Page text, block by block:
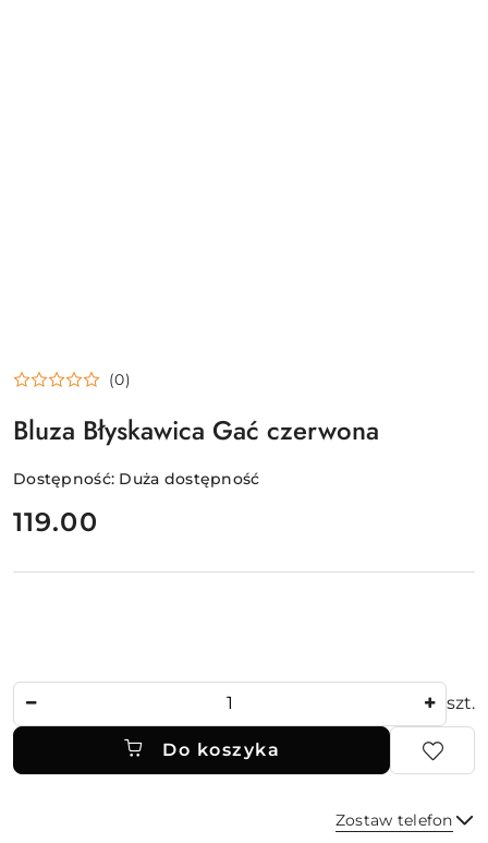
(0)
Bluza Błyskawica Gać czerwona
Dostępność: Duża dostępność
cena:
119.00
szt.
Do koszyka
Zostaw telefon